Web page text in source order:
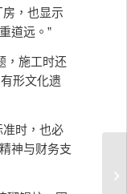
，也显示
道远。”
，施工时还
形文化遗
时，也必
神与财务支